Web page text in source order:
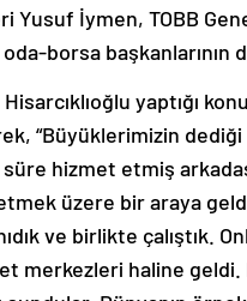
Yusuf İymen, TOBB
borsa başkanlarının
Hisarcıklıoğlu yaptığı
“Büyüklerimizin
süre hizmet etmiş
üzere bir araya
ve birlikte çalıştık.
merkezleri haline